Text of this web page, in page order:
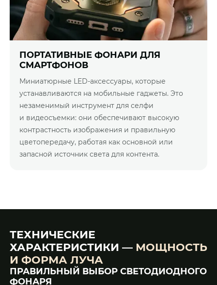
ПОРТАТИВНЫЕ ФОНАРИ ДЛЯ
СМАРТФОНОВ
Миниатюрные LED-аксессуары, которые
устанавливаются на мобильные гаджеты. Это
незаменимый инструмент для селфи
и видеосъемки: они обеспечивают высокую
контрастность изображения и правильную
цветопередачу, работая как основной или
запасной источник света для контента.
ТЕХНИЧЕСКИЕ
ХАРАКТЕРИСТИКИ — МОЩНОСТЬ
И ФОРМА ЛУЧА
ПРАВИЛЬНЫЙ ВЫБОР СВЕТОДИОДНОГО
ФОНАРЯ